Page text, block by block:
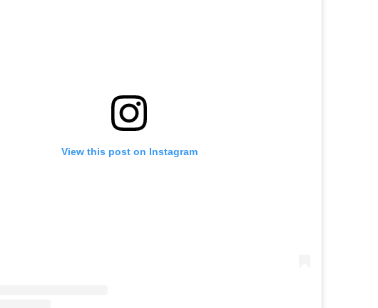
View this post on Instagram